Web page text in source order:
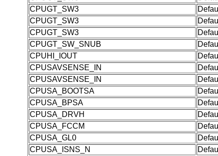
CPUGT_SW3
CPUGT_SW3
CPUGT_SW3
CPUGT_SW_SNUB
CPUHI_IOUT
CPUSAVSENSE_IN
CPUSAVSENSE_IN
CPUSA_BOOTSA
CPUSA_BPSA
CPUSA_DRVH
CPUSA_FCCM
CPUSA_GL0
CPUSA_ISNS_N